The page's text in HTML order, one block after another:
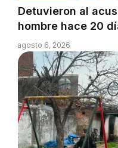
Detuvieron al
hombre hace 20
agosto 6, 2026